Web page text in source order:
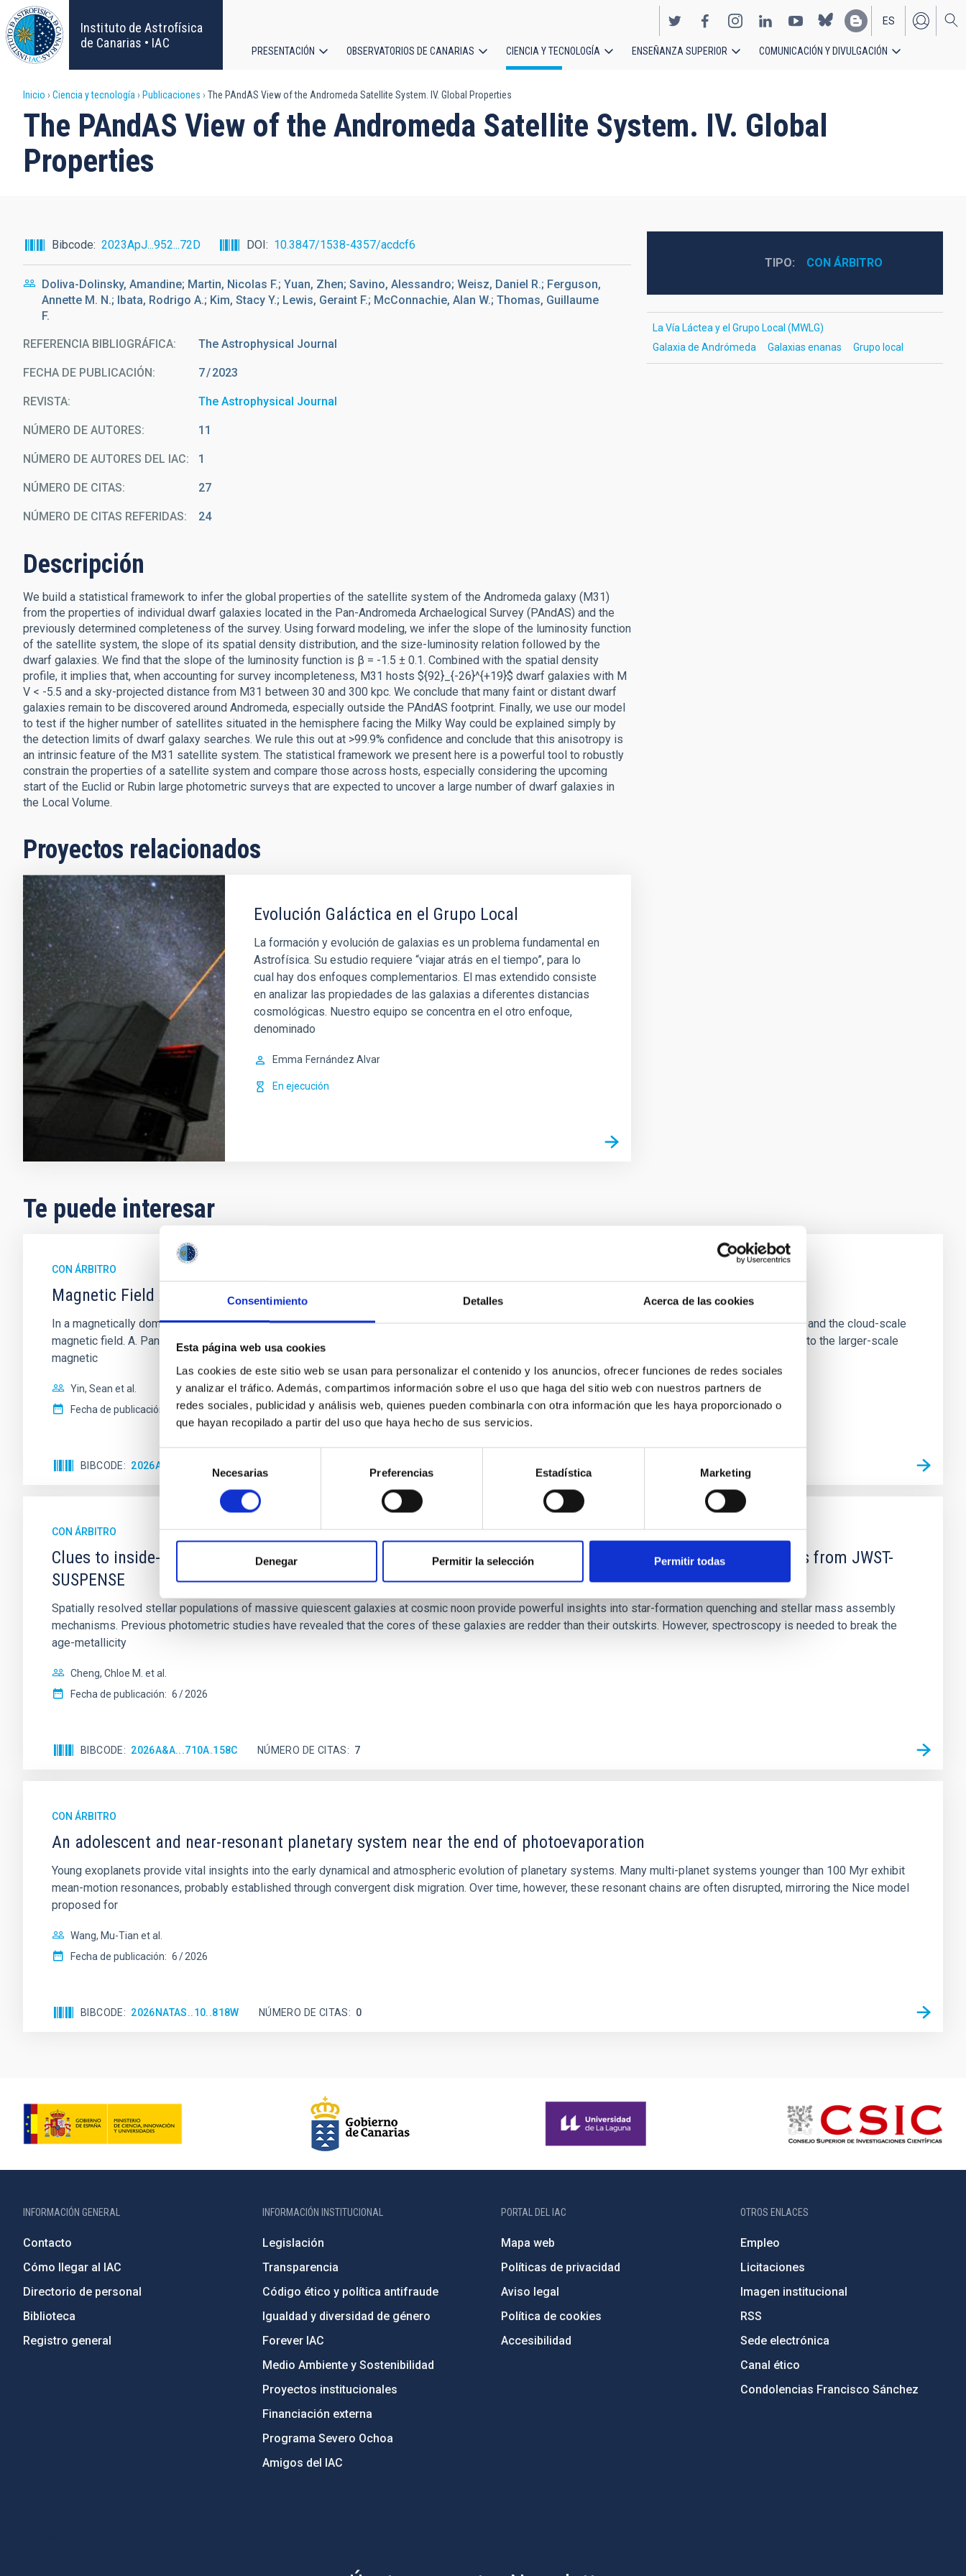
Consentimiento Detalles Acerca de las cookies
Esta página web usa cookies
Las cookies de este sitio web se usan para personalizar el contenido y los anuncios, ofrecer funciones de redes sociales
y analizar el tráfico. Además, compartimos información sobre el uso que haga del sitio web con nuestros partners de
redes sociales, publicidad y análisis web, quienes pueden combinarla con otra información que les haya proporcionado o
que hayan recopilado a partir del uso que haya hecho de sus servicios.
consentimiento
Necesarias Preferencias Estadística Marketing
Denegar Permitir la selección Permitir todas
Pasar
al
contenido
principal
Instituto de Astrofísica
de Canarias • IAC
EN
ES
principal
PRESENTACIÓN OBSERVATORIOS DE CANARIAS CIENCIA Y TECNOLOGÍA ENSEÑANZA SUPERIOR COMUNICACIÓN Y DIVULGACIÓN
Sobrescribir
enlaces
de
a
la
navegación
Inicio Ciencia y tecnología Publicaciones The PAndAS View of the Andromeda Satellite System. IV. Global Properties
The PAndAS View of the Andromeda Satellite System. IV. Global
Properties
Bibcode 2023ApJ...952...72D DOI 10.3847/1538-4357/acdcf6
Doliva-Dolinsky, Amandine; Martin, Nicolas F.; Yuan, Zhen; Savino, Alessandro; Weisz, Daniel R.; Ferguson,
Annette M. N.; Ibata, Rodrigo A.; Kim, Stacy Y.; Lewis, Geraint F.; McConnachie, Alan W.; Thomas, Guillaume
F.
REFERENCIA BIBLIOGRÁFICA The Astrophysical Journal
FECHA DE PUBLICACIÓN: 7 2023
REVISTA The Astrophysical Journal
NÚMERO DE AUTORES 11
NÚMERO DE AUTORES DEL IAC 1
NÚMERO DE CITAS 27
NÚMERO DE CITAS REFERIDAS 24
Descripción
We build a statistical framework to infer the global properties of the satellite system of the Andromeda galaxy (M31)
from the properties of individual dwarf galaxies located in the Pan-Andromeda Archaelogical Survey (PAndAS) and the
previously determined completeness of the survey. Using forward modeling, we infer the slope of the luminosity function
of the satellite system, the slope of its spatial density distribution, and the size-luminosity relation followed by the
dwarf galaxies. We find that the slope of the luminosity function is β = -1.5 ± 0.1. Combined with the spatial density
profile, it implies that, when accounting for survey incompleteness, M31 hosts ${92}_{-26}^{+19}$ dwarf galaxies with M
V < -5.5 and a sky-projected distance from M31 between 30 and 300 kpc. We conclude that many faint or distant dwarf
galaxies remain to be discovered around Andromeda, especially outside the PAndAS footprint. Finally, we use our model
to test if the higher number of satellites situated in the hemisphere facing the Milky Way could be explained simply by
the detection limits of dwarf galaxy searches. We rule this out at >99.9% confidence and conclude that this anisotropy is
an intrinsic feature of the M31 satellite system. The statistical framework we present here is a powerful tool to robustly
constrain the properties of a satellite system and compare those across hosts, especially considering the upcoming
start of the Euclid or Rubin large photometric surveys that are expected to uncover a large number of dwarf galaxies in
the Local Volume.
Proyectos relacionados
Evolución Galáctica en el Grupo Local
La formación y evolución de galaxias es un problema fundamental en
Astrofísica. Su estudio requiere “viajar atrás en el tiempo”, para lo
cual hay dos enfoques complementarios. El mas extendido consiste
en analizar las propiedades de las galaxias a diferentes distancias
cosmológicas. Nuestro equipo se concentra en el otro enfoque,
denominado
Emma Fernández Alvar
En ejecución
TIPO CON ÁRBITRO
La Vía Láctea y el Grupo Local (MWLG)
Galaxia de Andrómeda
Galaxias enanas Grupo local
Te puede interesar
CON ÁRBITRO
Magnetic Field Alignment with Dense Cores in the Transition between Cloud and Core Scales
In a magnetically dominated model of star formation, we expect to see alignments between the magnetic field orientation of star-forming dense cores and the cloud-scale
magnetic field. A. Pandhi et al. showed instead, however, that the orientation of cores and their angular momentum vectors appear random with respect to the larger-scale
magnetic
Yin, Sean et al.
Fecha de publicación:
5 2026
BIBCODE 2026APJ..1003...83Y
CON ÁRBITRO
Clues to inside-out quenching in quiescent galaxies at 1.2 ≲ z ≲ 2.2: Age, Fe-, and Mg-abundance gradients from JWST-
SUSPENSE
Spatially resolved stellar populations of massive quiescent galaxies at cosmic noon provide powerful insights into star-formation quenching and stellar mass assembly
mechanisms. Previous photometric studies have revealed that the cores of these galaxies are redder than their outskirts. However, spectroscopy is needed to break the
age-metallicity
Cheng, Chloe M. et al.
Fecha de publicación: 6 2026
BIBCODE 2026A&A...710A.158C NÚMERO DE CITAS 7
CON ÁRBITRO
An adolescent and near-resonant planetary system near the end of photoevaporation
Young exoplanets provide vital insights into the early dynamical and atmospheric evolution of planetary systems. Many multi-planet systems younger than 100 Myr exhibit
mean-motion resonances, probably established through convergent disk migration. Over time, however, these resonant chains are often disrupted, mirroring the Nice model
proposed for
Wang, Mu-Tian et al.
Fecha de publicación: 6 2026
BIBCODE 2026NATAS..10..818W NÚMERO DE CITAS 0
INFORMACIÓN GENERAL
Contacto
Cómo llegar al IAC
Directorio de personal
Biblioteca
Registro general
INFORMACIÓN INSTITUCIONAL
Legislación
Transparencia
Código ético y política antifraude
Igualdad y diversidad de género
Forever IAC
Medio Ambiente y Sostenibilidad
Proyectos institucionales
Financiación externa
Programa Severo Ochoa
Amigos del IAC
PORTAL DEL IAC
Mapa web
Políticas de privacidad
Aviso legal
Política de cookies
Accesibilidad
OTROS ENLACES
Empleo
Licitaciones
Imagen institucional
RSS
Sede electrónica
Canal ético
Condolencias Francisco Sánchez